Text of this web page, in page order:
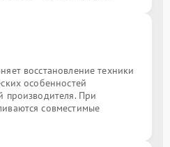
восстановление техники
особенностей
производителя. При
совместимые